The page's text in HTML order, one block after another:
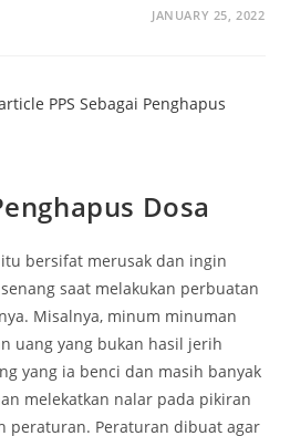
JANUARY 25, 2022
Dosa
bersifat merusak dan ingin
saat melakukan perbuatan
Misalnya, minum minuman
uang yang bukan hasil jerih
yang ia benci dan masih banyak
melekatkan nalar pada pikiran
peraturan. Peraturan dibuat agar